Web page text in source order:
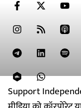
Support